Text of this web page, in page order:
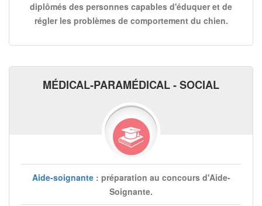
diplômés des personnes capables d'éduquer et de
régler les problèmes de comportement du chien.
MÉDICAL-PARAMÉDICAL - SOCIAL
Aide-soignante: préparation au concours d'Aide-
Soignante.